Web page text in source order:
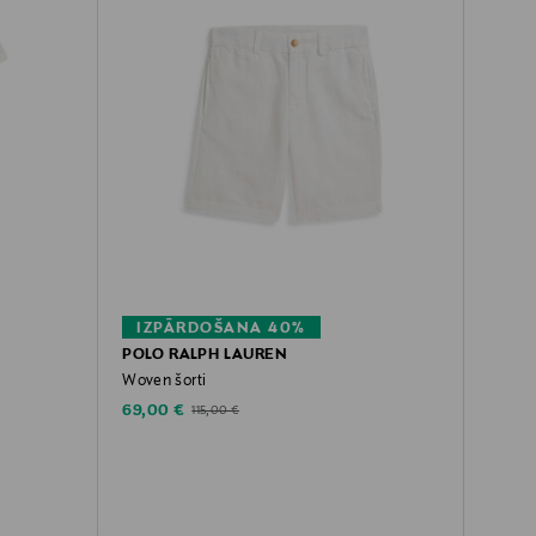
IZPĀRDOŠANA 40%
POLO RALPH LAUREN
Woven šorti
Discounted Price
69,00 € Original Price
115,00 €